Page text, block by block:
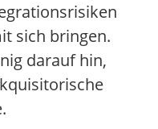
sich bringen.
darauf hin,